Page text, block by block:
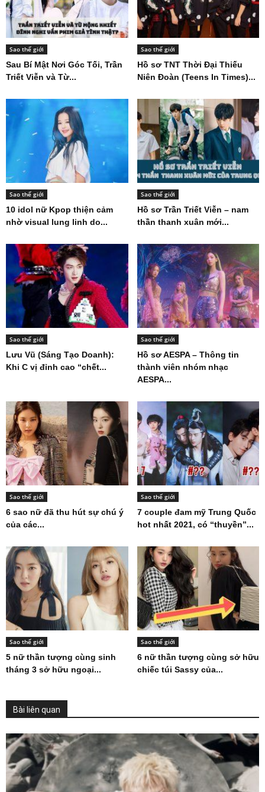
Sao thế giới
Sau Bí Mật Nơi Góc Tối, Trần
Triết Viễn và Từ...
Sao thế giới
Hồ sơ TNT Thời Đại Thiếu
Niên Đoàn (Teens In Times)...
Sao thế giới
10 idol nữ Kpop thiện cảm
nhờ visual lung linh do...
Sao thế giới
Hồ sơ Trần Triết Viễn – nam
thần thanh xuân mới...
Sao thế giới
Lưu Vũ (Sáng Tạo Doanh):
Khi C vị đỉnh cao “chết...
Sao thế giới
Hồ sơ AESPA – Thông tin
thành viên nhóm nhạc
AESPA...
Sao thế giới
6 sao nữ đã thu hút sự chú ý
của các...
Sao thế giới
7 couple đam mỹ Trung Quốc
hot nhất 2021, có “thuyền”...
Sao thế giới
5 nữ thần tượng cùng sinh
tháng 3 sở hữu ngoại...
Sao thế giới
6 nữ thần tượng cùng sở hữu
chiếc túi Sassy của...
Bài liên quan